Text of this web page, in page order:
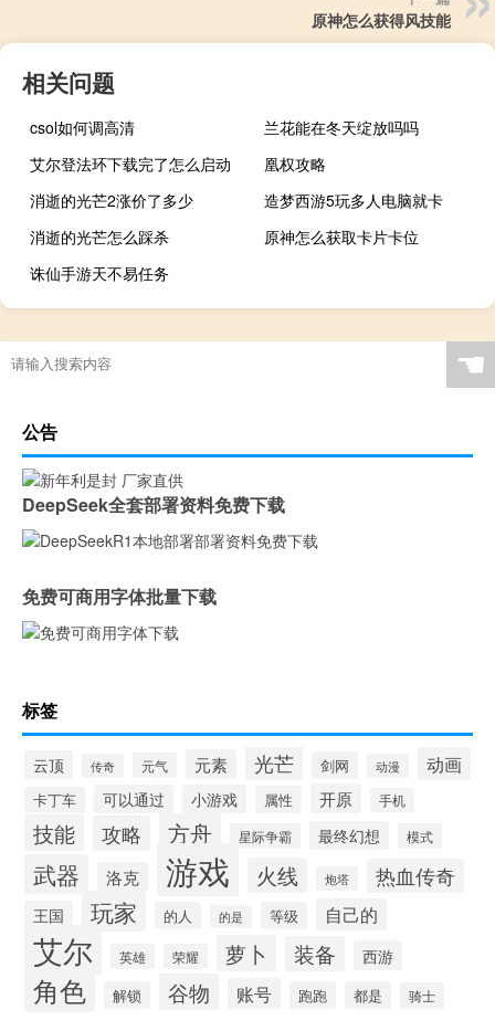
原神怎么获得风技能
相关问题
csol如何调高清
兰花能在冬天绽放吗吗
艾尔登法环下载完了怎么启动
凰权攻略
消逝的光芒2涨价了多少
造梦西游5玩多人电脑就卡
消逝的光芒怎么踩杀
原神怎么获取卡片卡位
诛仙手游天不易任务
☚
公告
DeepSeek全套部署资料免费下载
免费可商用字体批量下载
标签
云顶 传奇 元气 元素 光芒 剑网 动漫 动画
卡丁车 可以通过 小游戏 属性 开原 手机
技能 攻略 方舟 星际争霸 最终幻想 模式
武器 洛克 游戏 火线 炮塔 热血传奇
王国 玩家 的人 的是 等级 自己的
艾尔 英雄 荣耀 萝卜 装备 西游
角色 解锁 谷物 账号 跑跑 都是 骑士